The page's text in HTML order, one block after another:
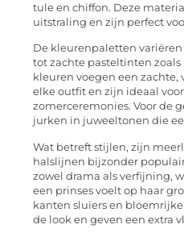
tule en chiffon. Deze
uitstraling en zijn perfect
De kleurenpaletten
tot zachte pasteltinten
kleuren voegen een
elke outfit en zijn ideaal
zomerceremonies. Voor de
jurken in juweeltonen die
Wat betreft stijlen, zijn
halslijnen bijzonder
zowel drama als verfijning,
een prinses voelt op haar
kanten sluiers en
de look en geven een extra